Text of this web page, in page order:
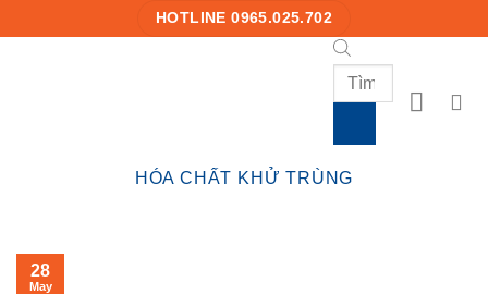
to
HOTLINE 0965.025.702
Products
search
HÓA CHẤT KHỬ TRÙNG
28
May